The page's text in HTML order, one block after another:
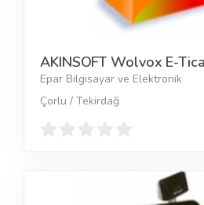
AKINSOFT Wolvox E-
Epar Bilgisayar ve Elektronik
Çorlu / Tekirdağ